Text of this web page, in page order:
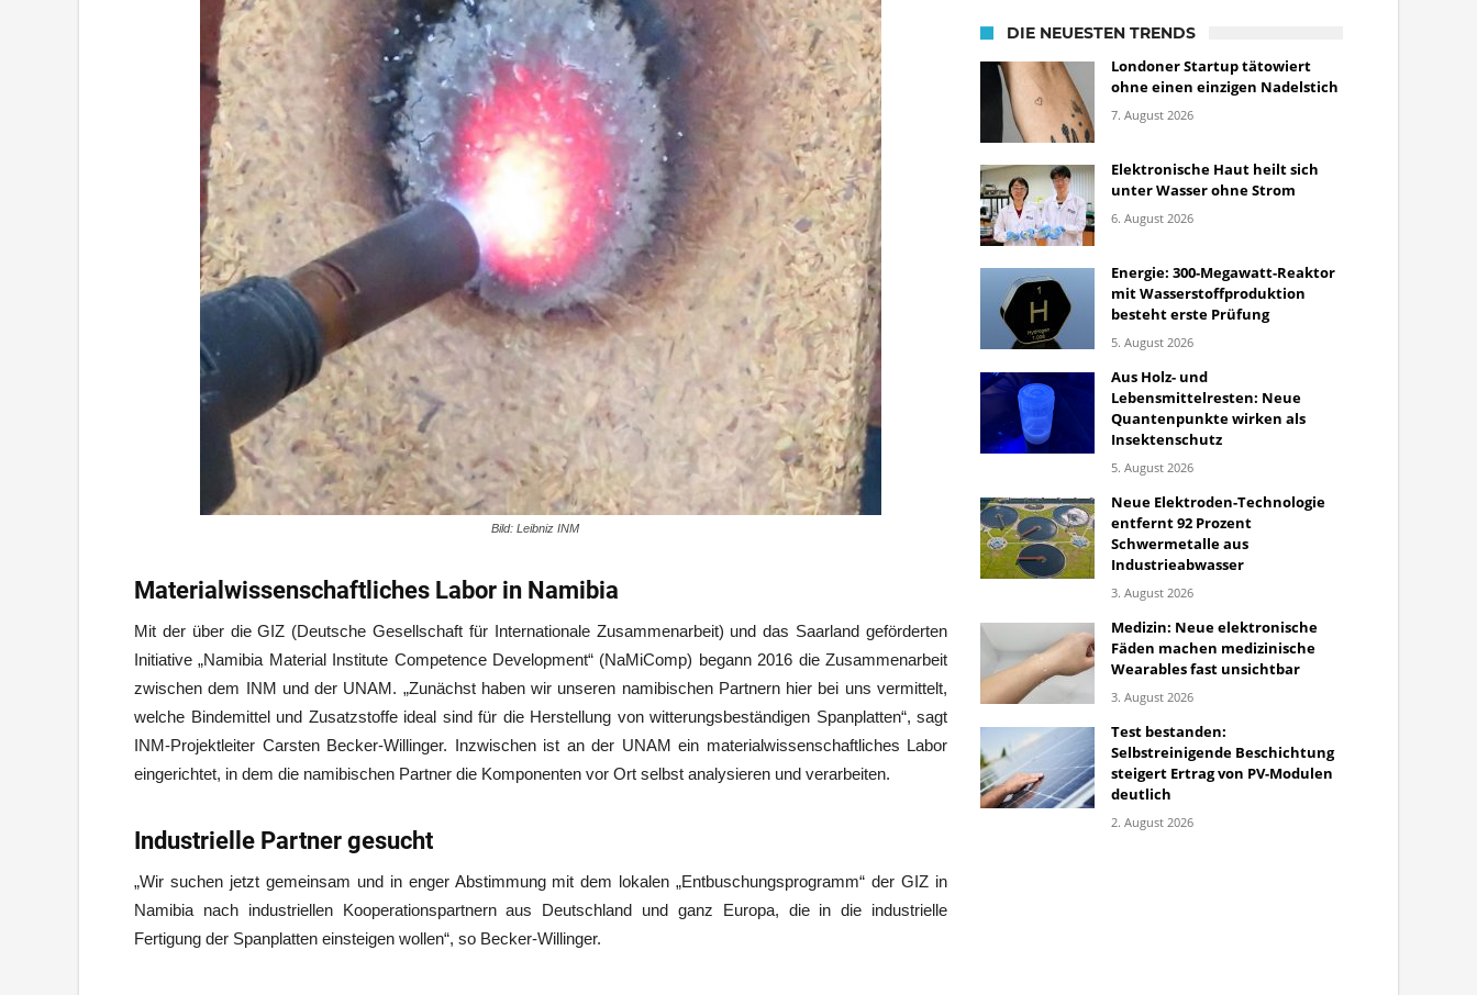
Bild: Leibniz INM
Materialwissenschaftliches Labor in Namibia
Mit der über die GIZ (Deutsche Gesellschaft für Internationale Zusammenarbeit) und das Saarland geförderten
Initiative „Namibia Material Institute Competence Development“ (NaMiComp) begann 2016 die Zusammenarbeit
zwischen dem INM und der UNAM. „Zunächst haben wir unseren namibischen Partnern hier bei uns vermittelt,
welche Bindemittel und Zusatzstoffe ideal sind für die Herstellung von witterungsbeständigen Spanplatten“, sagt
INM-Projektleiter Carsten Becker-Willinger. Inzwischen ist an der UNAM ein materialwissenschaftliches Labor
eingerichtet, in dem die namibischen Partner die Komponenten vor Ort selbst analysieren und verarbeiten.
Industrielle Partner gesucht
„Wir suchen jetzt gemeinsam und in enger Abstimmung mit dem lokalen „Entbuschungsprogramm“ der GIZ in
Namibia nach industriellen Kooperationspartnern aus Deutschland und ganz Europa, die in die industrielle
Fertigung der Spanplatten einsteigen wollen“, so Becker-Willinger.
DIE NEUESTEN TRENDS
Londoner Startup tätowiert
ohne einen einzigen Nadelstich
7. August 2026
Elektronische Haut heilt sich
unter Wasser ohne Strom
6. August 2026
Energie: 300-Megawatt-Reaktor
mit Wasserstoffproduktion
besteht erste Prüfung
5. August 2026
Aus Holz- und
Lebensmittelresten: Neue
Quantenpunkte wirken als
Insektenschutz
5. August 2026
Neue Elektroden-Technologie
entfernt 92 Prozent
Schwermetalle aus
Industrieabwasser
3. August 2026
Medizin: Neue elektronische
Fäden machen medizinische
Wearables fast unsichtbar
3. August 2026
Test bestanden:
Selbstreinigende Beschichtung
steigert Ertrag von PV-Modulen
deutlich
2. August 2026